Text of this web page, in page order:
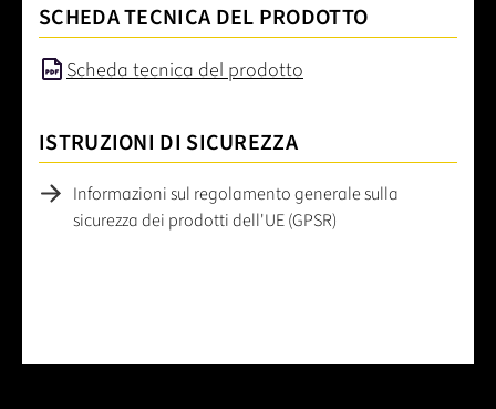
SCHEDA TECNICA DEL PRODOTTO
Scheda tecnica del prodotto
ISTRUZIONI DI SICUREZZA
Informazioni sul regolamento generale sulla
sicurezza dei prodotti dell'UE (GPSR)